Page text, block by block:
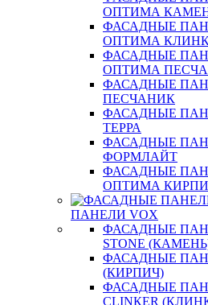
ОПТИМА
ФАСАДНЫЕ
ОПТИМА
ФАСАДНЫЕ
ОПТИМА
ФАСАДНЫЕ
ПЕСЧАНИК
ФАСАДНЫЕ
ТЕРРА
ФАСАДНЫЕ
ФОРМЛАЙТ
ФАСАДНЫЕ
ОПТИМА
ПАНЕЛИ VOX
ФАСАДНЫЕ
STONE
ФАСАДНЫЕ
(КИРПИЧ)
ФАСАДНЫЕ
CLINКER